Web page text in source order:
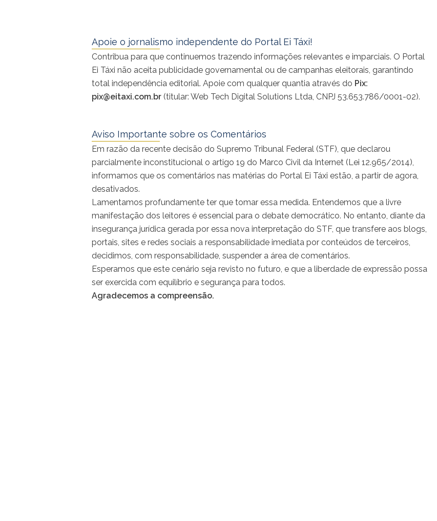
Apoie o jornalismo independente do Portal Ei Táxi!
Contribua para que continuemos trazendo informações relevantes e imparciais. O Portal
Ei Táxi não aceita publicidade governamental ou de campanhas eleitorais, garantindo
total independência editorial. Apoie com qualquer quantia através do Pix:
pix@eitaxi.com.br (titular: Web Tech Digital Solutions Ltda, CNPJ 53.653.786/0001-02).
Aviso Importante sobre os Comentários
Em razão da recente decisão do Supremo Tribunal Federal (STF), que declarou
parcialmente inconstitucional o artigo 19 do Marco Civil da Internet (Lei 12.965/2014),
informamos que os comentários nas matérias do Portal Ei Táxi estão, a partir de agora,
desativados.
Lamentamos profundamente ter que tomar essa medida. Entendemos que a livre
manifestação dos leitores é essencial para o debate democrático. No entanto, diante da
insegurança jurídica gerada por essa nova interpretação do STF, que transfere aos blogs,
portais, sites e redes sociais a responsabilidade imediata por conteúdos de terceiros,
decidimos, com responsabilidade, suspender a área de comentários.
Esperamos que este cenário seja revisto no futuro, e que a liberdade de expressão possa
ser exercida com equilíbrio e segurança para todos.
Agradecemos a compreensão.